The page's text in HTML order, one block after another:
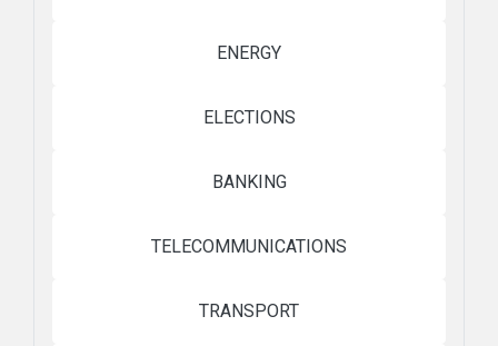
ENERGY
ELECTIONS
BANKING
TELECOMMUNICATIONS
TRANSPORT